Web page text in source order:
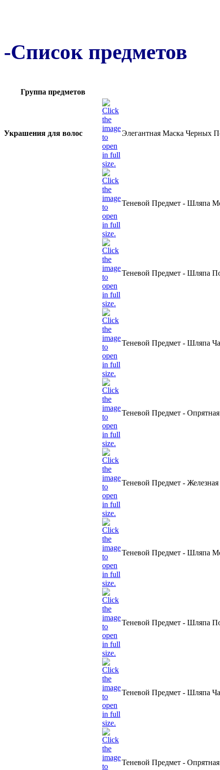
-Список предметов
Группа предметов
Украшения для волос Элегантная Маска Черных
Теневой Предмет - Шляпа
Теневой Предмет - Шляпа
Теневой Предмет - Шляпа
Теневой Предмет -
Теневой Предмет -
Теневой Предмет - Шляпа
Теневой Предмет - Шляпа
Теневой Предмет - Шляпа
Теневой Предмет -